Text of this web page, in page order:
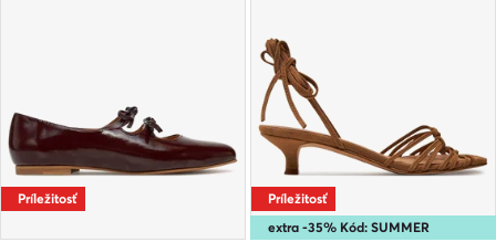
Príležitosť
extra -35% Kód: SUMMER
Príležitosť